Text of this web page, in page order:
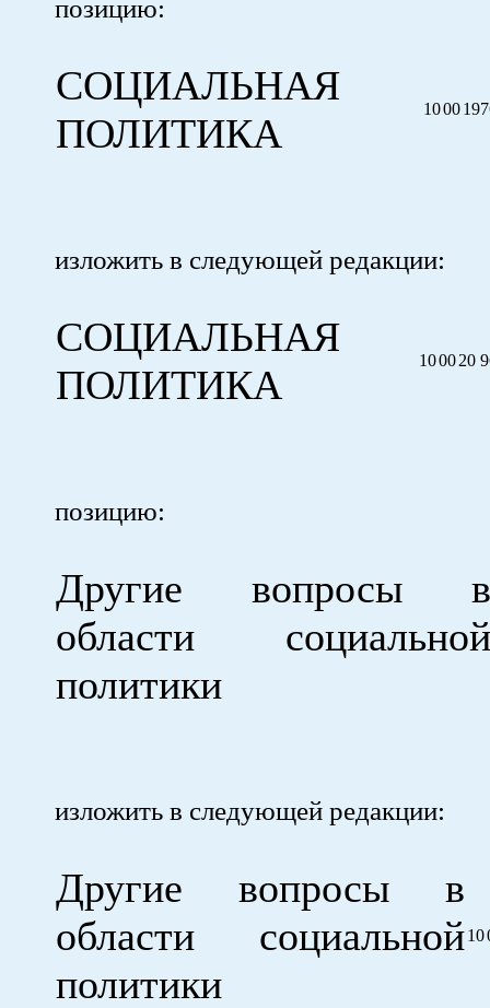
позицию:
СОЦИАЛЬНАЯ
ПОЛИТИКА
1000
изложить в следующей редакции:
СОЦИАЛЬНАЯ
ПОЛИТИКА
100020
позицию:
Другие вопросы в
области социальной
политики
изложить в следующей редакции:
Другие вопросы в
области социальной
политики
10